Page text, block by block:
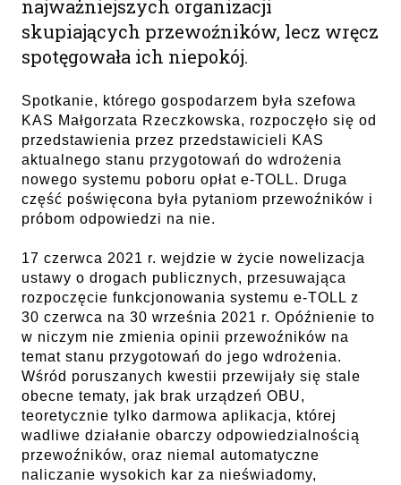
najważniejszych organizacji
skupiających przewoźników, lecz wręcz
spotęgowała ich niepokój.
Spotkanie, którego gospodarzem była szefowa
KAS Małgorzata Rzeczkowska, rozpoczęło się od
przedstawienia przez przedstawicieli KAS
aktualnego stanu przygotowań do wdrożenia
nowego systemu poboru opłat e-TOLL. Druga
część poświęcona była pytaniom przewoźników i
próbom odpowiedzi na nie.
17 czerwca 2021 r. wejdzie w życie nowelizacja
ustawy o drogach publicznych, przesuwająca
rozpoczęcie funkcjonowania systemu e-TOLL z
30 czerwca na 30 września 2021 r. Opóźnienie to
w niczym nie zmienia opinii przewoźników na
temat stanu przygotowań do jego wdrożenia.
Wśród poruszanych kwestii przewijały się stale
obecne tematy, jak brak urządzeń OBU,
teoretycznie tylko darmowa aplikacja, której
wadliwe działanie obarczy odpowiedzialnością
przewoźników, oraz niemal automatyczne
naliczanie wysokich kar za nieświadomy,